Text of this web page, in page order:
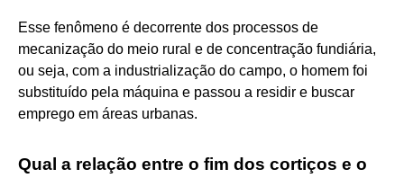
Esse fenômeno é decorrente dos processos de
mecanização do meio rural e de concentração fundiária,
ou seja, com a industrialização do campo, o homem foi
substituído pela máquina e passou a residir e buscar
emprego em áreas urbanas.
Qual a relação entre o fim dos cortiços e o